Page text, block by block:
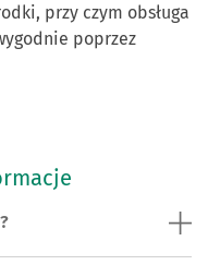
przy czym obsługa
poprzez